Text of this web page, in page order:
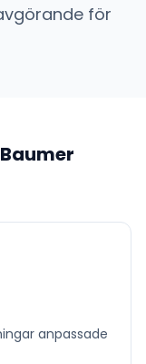
för
Baumer
anpassade